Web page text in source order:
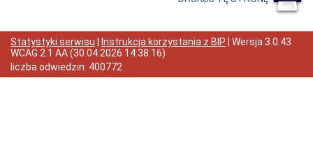
Aktualne
Zamówienia
Zakończone
Zamówienia
Statystyki serwisu Instrukcja korzystania z BIP | Wersja 3.0.43
WCAG 2.1 AA(30.04.2026 14:38:16)
liczba odwiedzin: 400772